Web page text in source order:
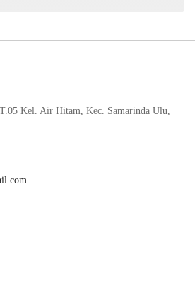
Kel. Air Hitam, Kec. Samarinda Ulu,